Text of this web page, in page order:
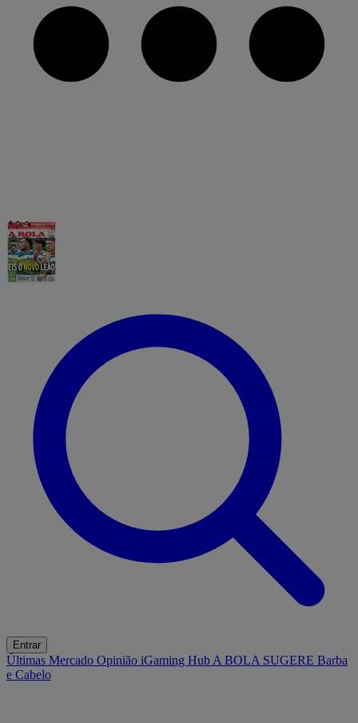
Entrar
Últimas Mercado Opinião iGaming Hub A BOLA SUGERE Barba
e Cabelo